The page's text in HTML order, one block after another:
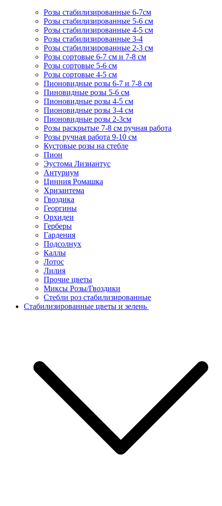
Розы стабилизированные 6-7см
Розы стабилизированные 5-6 см
Розы стабилизированные 4-5 см
Розы стабилизированные 3-4
Розы стабилизированные 2-3 см
Розы сортовые 6-7 см и 7-8 см
Розы сортовые 5-6 см
Розы сортовые 4-5 см
Пионовидные розы 6-7 и 7-8 см
Пиновидные розы 5-6 см
Пионовидные розы 4-5 см
Пионовидные розы 3-4 см
Пионовидные розы 2-3см
Розы раскрытые 7-8 см ручная работа
Розы ручная работа 9-10 см
Кустовые розы на стебле
Пион
Эустома Лизиантус
Антуриум
Цинния Ромашка
Хризантема
Гвоздика
Георгины
Орхидеи
Герберы
Гардения
Подсолнух
Каллы
Лотос
Лилия
Прочие цветы
Миксы Розы/Гвоздики
Стебли роз стабилизированные
Стабилизированные цветы и зелень